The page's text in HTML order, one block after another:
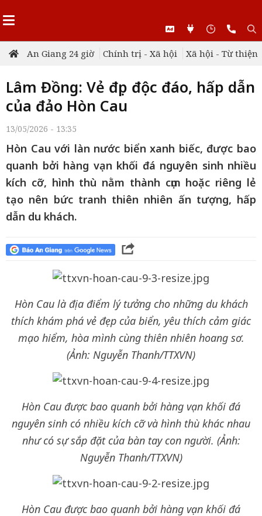
An Giang 24 giờ Chính trị - Xã hội Xã hội - Từ thiện
Lâm Đồng: Vẻ đẹp độc đáo, hấp dẫn
của đảo Hòn Cau
13/05/2026 - 13:35
Hòn Cau với làn nước biển xanh biếc, được bao
quanh bởi hàng vạn khối đá nguyên sinh nhiều
kích cỡ, hình thù nằm thành cụm hoặc riêng lẻ
tạo nên bức tranh thiên nhiên ấn tượng, hấp
dẫn du khách.
Hòn Cau là địa điểm lý tưởng cho những du khách
thích khám phá vẻ đẹp của biển, yêu thích cảm giác
mạo hiểm, hòa mình cùng thiên nhiên hoang sơ.
(Ảnh: Nguyễn Thanh/TTXVN)
Hòn Cau được bao quanh bởi hàng vạn khối đá
nguyên sinh có nhiều kích cỡ và hình thù khác nhau
như có sự sắp đặt của bàn tay con người. (Ảnh:
Nguyễn Thanh/TTXVN)
Hòn Cau được bao quanh bởi hàng vạn khối đá